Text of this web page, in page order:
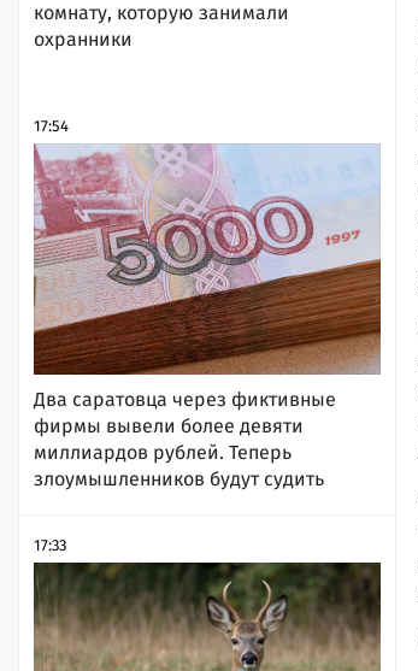
комнату, которую занимали
охранники
17:54
Два саратовца через фиктивные
фирмы вывели более девяти
миллиардов рублей. Теперь
злоумышленников будут судить
17:33